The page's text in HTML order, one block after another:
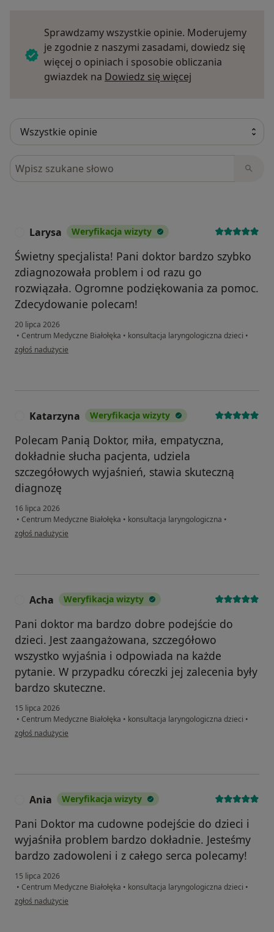
Sprawdzamy wszystkie opinie. Moderujemy
je zgodnie z naszymi zasadami, dowiedz się
więcej o opiniach i sposobie obliczania
gwiazdek na Dowiedz się więcej
Szukaj w opiniach
Larysa Weryfikacja wizyty
Świetny specjalista! Pani doktor bardzo szybko
zdiagnozowała problem i od razu go
rozwiązała. Ogromne podziękowania za pomoc.
Zdecydowanie polecam!
20 lipca 2026
• Centrum Medyczne Białołęka • konsultacja laryngologiczna dzieci •
w opinii użytkownika Larysa
zgłoś nadużycie
Katarzyna Weryfikacja wizyty
Polecam Panią Doktor, miła, empatyczna,
dokładnie słucha pacjenta, udziela
szczegółowych wyjaśnień, stawia skuteczną
diagnozę
16 lipca 2026
• Centrum Medyczne Białołęka • konsultacja laryngologiczna •
w opinii użytkownika Katarzyna
zgłoś nadużycie
Acha Weryfikacja wizyty
Pani doktor ma bardzo dobre podejście do
dzieci. Jest zaangażowana, szczegółowo
wszystko wyjaśnia i odpowiada na każde
pytanie. W przypadku córeczki jej zalecenia były
bardzo skuteczne.
15 lipca 2026
• Centrum Medyczne Białołęka • konsultacja laryngologiczna dzieci •
w opinii użytkownika Acha
zgłoś nadużycie
Ania Weryfikacja wizyty
Pani Doktor ma cudowne podejście do dzieci i
wyjaśniła problem bardzo dokładnie. Jesteśmy
bardzo zadowoleni i z całego serca polecamy!
15 lipca 2026
• Centrum Medyczne Białołęka • konsultacja laryngologiczna dzieci •
w opinii użytkownika Ania
zgłoś nadużycie